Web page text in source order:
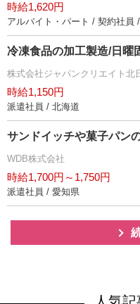
時給1,620円
アルバイト・パート / 契約社員
冷凍食品の加工製造/日曜
株式会社ジャパンクリエイト北
時給1,150円
派遣社員 / 北海道
サンドイッチや菓子パン
WDB株式会社
時給1,700円～1,750円
派遣社員 / 愛知県